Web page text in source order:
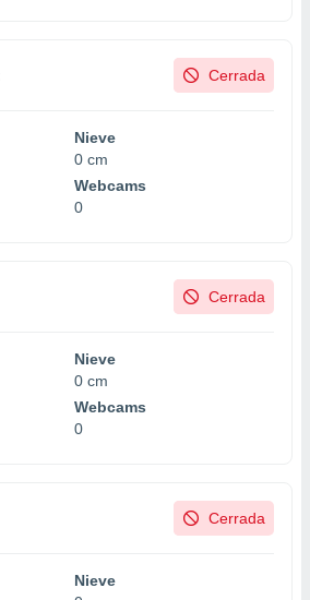
Cerrada
Nieve
0 cm
Webcams
0
Cerrada
Nieve
0 cm
Webcams
0
Cerrada
Nieve